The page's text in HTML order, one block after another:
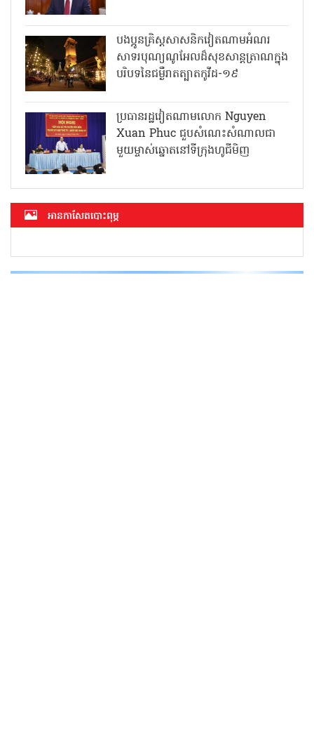
បងប្អូនគ្រិស្តសាសនិកវៀតណាមអំណរ
សាទរបុណ្យណូអែលដ៏សុខសាន្តត្រាណក្នុង
បរិបទនៃជម្ងឺរាតត្បាតកូវីដ-១៩
ប្រធានរដ្ឋវៀតណាមលោក Nguyen
Xuan Phuc ជួបសំណេះសំណាលជា
មួយម្ចាស់ឆ្នោតនៅទីក្រុងហូជីមិញ
អាន​កាសែត​បោះពុម្ភ